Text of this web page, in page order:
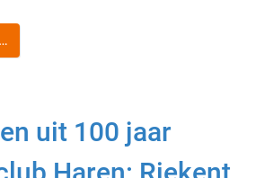
uit 100 jaar